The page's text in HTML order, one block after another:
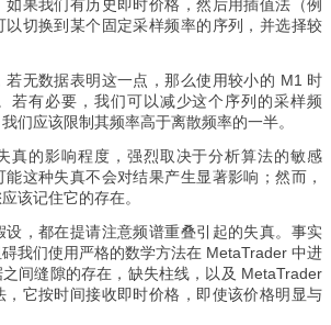
如果我们有历史即时价格，然后用插值法（例
以切换到某个固定采样频率的序列，并选择较
若无数据表明这一点，那么使用较小的 M1 时
若有必要，我们可以减少这个序列的采样频
们应该限制其频率高于离散频率的一半。
真的影响程度，强烈取决于分析算法的敏感
这种失真不会对结果产生显著影响；然而，
该记住它的存在。
设，都在提请注意频谱重叠引起的失真。事实
碍我们使用严格的数学方法在 MetaTrader 中进
间缝隙的存在，缺失柱线，以及 MetaTrader
，它按时间接收即时价格，即使该价格明显与